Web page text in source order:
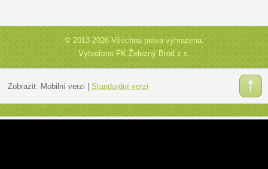
© 2013-2026 Všechna práva vyhrazena.
Vytvořeno FK Železný Brod z.s.
Zobrazit: Mobilní verzi Standardní verzi